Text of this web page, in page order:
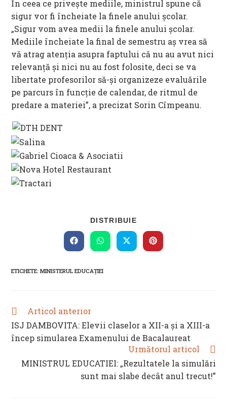
În ceea ce privește mediile, ministrul spune că
sigur vor fi încheiate la finele anului școlar.
„Sigur vom avea medii la finele anului școlar.
Mediile încheiate la final de semestru aș vrea să
vă atrag atenția asupra faptului că nu au avut nici
relevanță și nici nu au fost folosite, deci se va
libertate profesorilor să-și organizeze evaluările
pe parcurs în funcție de calendar, de ritmul de
predare a materiei”, a precizat Sorin Cîmpeanu.
DISTRIBUIE
THIS
CONTENT
Opens
in
window
Opens
in
window
Opens
in
Opens
in
ETICHETE:MINISTERUL EDUCAȚIEI
READ
ARTICLES
Articol anterior
ISJ DAMBOVITA: Elevii claselor a XII-a şi a XIII-a
încep simularea Examenului de Bacalaureat
Următorul articol
MINISTRUL EDUCATIEI: „Rezultatele la simulări
sunt mai slabe decât anul trecut!”